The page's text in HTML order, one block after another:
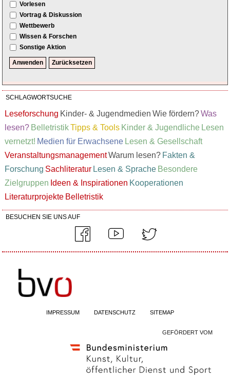
Vorlesen
Vortrag & Diskussion
Wettbewerb
Wissen & Forschen
Sonstige Aktion
SCHLAGWORTSUCHE
Leseforschung Kinder- & Jugendmedien Wie fördern? Was
lesen? Belletristik Tipps & Tools Kinder & Jugendliche Lesen
vernetzt! Medien für Erwachsene Lesen & Gesellschaft
VeranstaltungsmanagementWarum lesen? Fakten &
Forschung Sachliteratur Lesen & Sprache Besondere
Zielgruppen Ideen & Inspirationen Kooperationen
Literaturprojekte Belletristik
BESUCHEN SIE UNS AUF
IMPRESSUM DATENSCHUTZ SITEMAP
GEFÖRDERT VOM